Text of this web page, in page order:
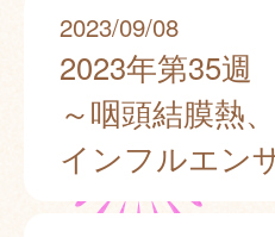
2023/09/08
2023年第35週
～咽頭結膜熱、
インフルエン